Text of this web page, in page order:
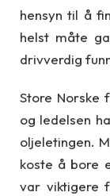
hensyn til å
helst måte
drivverdig
Store Norske
og ledelsen
oljeletingen.
koste å bore
var viktigere